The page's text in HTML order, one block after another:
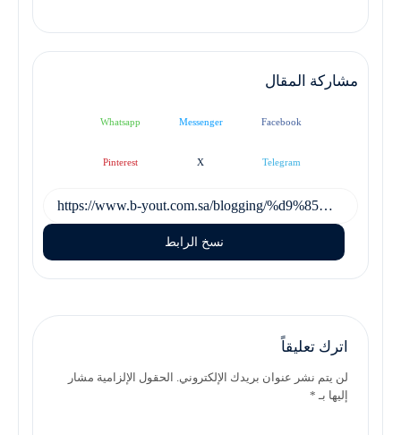
مشاركة المقال
Facebook
Messenger
Whatsapp
Telegram
X
Pinterest
نسخ الرابط
اترك تعليقاً
لن يتم نشر عنوان بريدك الإلكتروني. الحقول الإلزامية مشار
إليها بـ *